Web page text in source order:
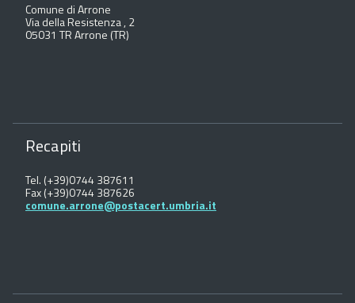
Comune di Arrone
Via della Resistenza , 2
05031 TR Arrone (TR)
Recapiti
Tel. (+39)0744 387611
Fax (+39)0744 387626
comune.arrone@postacert.umbria.it